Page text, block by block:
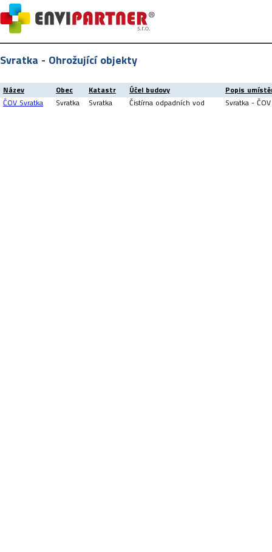
Svratka - Ohrožující objekty
Název Obec Katastr Účel budovy
Popis
ČOV Svratka
Svratka Svratka Čistírna odpadních vod Svratka - ČOV